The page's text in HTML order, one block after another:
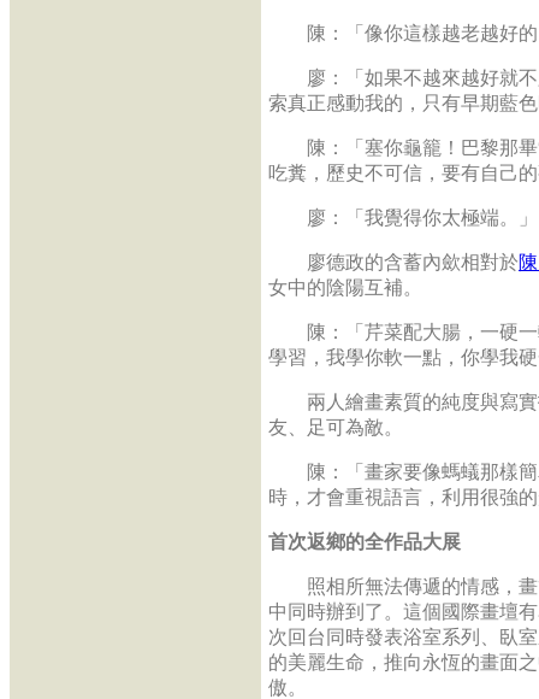
陳：「像你這樣越老越好的
廖：「如果不越來越好就不
索真正感動我的，只有早期藍
陳：「塞你龜籠！巴黎那畢
吃糞，歷史不可信，要有自己
廖：「我覺得你太極端。」
廖德政的含蓄內歛相對於
女中的陰陽互補。
陳：「芹菜配大腸，一硬一
學習，我學你軟一點，你學我
兩人繪畫素質的純度與寫實
友、足可為敵。
陳：「畫家要像螞蟻那樣簡
時，才會重視語言，利用很強
首次返鄉的全作品大展
照相所無法傳遞的情感，畫
中同時辦到了。這個國際畫壇
次回台同時發表浴室系列、臥
的美麗生命，推向永恆的畫面
傲。